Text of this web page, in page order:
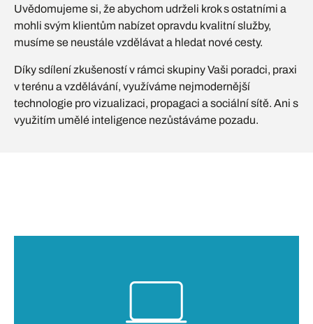
Uvědomujeme si, že abychom udrželi krok s ostatními a
mohli svým klientům nabízet opravdu kvalitní služby,
musíme se neustále vzdělávat a hledat nové cesty.
Díky sdílení zkušeností v rámci skupiny Vaši poradci, praxi
v terénu a vzdělávání, využíváme nejmodernější
technologie pro vizualizaci, propagaci a sociální sítě. Ani s
využitím umělé inteligence nezůstáváme pozadu.